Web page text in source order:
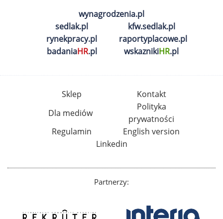
wynagrodzenia.pl
sedlak.pl
kfw.sedlak.pl
rynekpracy.pl
raportyplacowe.pl
badaniaHR.pl wskaznikiHR.pl
Sklep
Kontakt
Dla mediów
Polityka
prywatności
Regulamin
English version
Linkedin
Partnerzy: